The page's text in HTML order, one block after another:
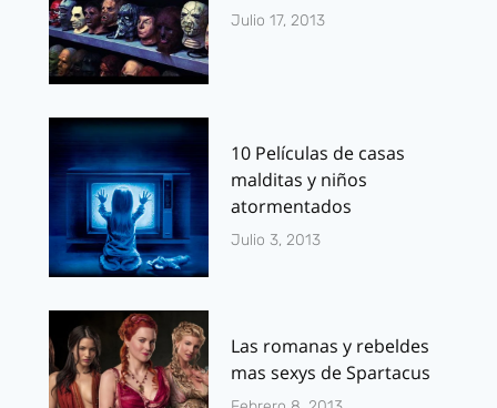
Julio 17, 2013
10 Películas de casas
malditas y niños
atormentados
Julio 3, 2013
Las romanas y rebeldes
mas sexys de Spartacus